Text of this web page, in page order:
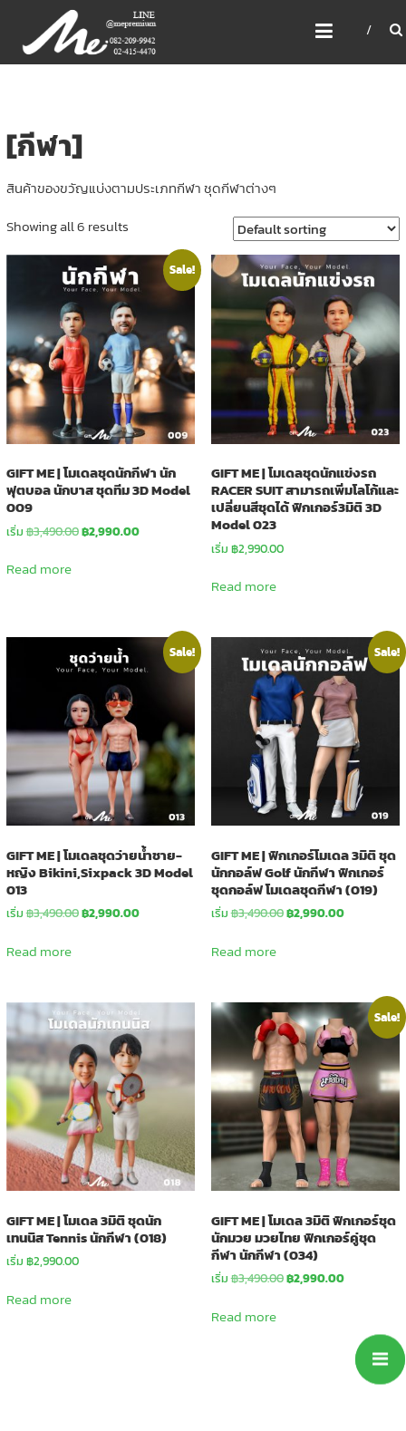
content
ME PREMIUM GIFT MODEL,
LASER, CRYSTAL, TROPHY,
3D PRINT, 3D SCAN
[กีฬา]
สินค้าของขวัญแบ่งตามประเภทกีฬา ชุดกีฬาต่างๆ
Showing all 6 results
Sale!
GIFT ME | โมเดลชุดนักกีฬา นัก
ฟุตบอล นักบาส ชุดทีม 3D Model
009
เริ่ม฿3,490.00Original
฿2,990.00Current
Read more
GIFT ME | โมเดลชุดนักแข่งรถ
RACER SUIT สามารถเพิ่มโลโก้และ
เปลี่ยนสีชุดได้ ฟิกเกอร์3มิติ 3D
Model 023
เริ่ม ฿2,990.00
Read more
Sale!
GIFT ME | โมเดลชุดว่ายน้ำชาย-
หญิง Bikini,Sixpack 3D Model
013
เริ่ม฿3,490.00Original
฿2,990.00Current
Read more
Sale!
GIFT ME | ฟิกเกอร์โมเดล 3มิติ ชุด
นักกอล์ฟ Golf นักกีฬา ฟิกเกอร์
ชุดกอล์ฟ โมเดลชุดกีฬา (019)
เริ่ม฿3,490.00Original
฿2,990.00Current
Read more
GIFT ME | โมเดล 3มิติ ชุดนัก
เทนนิส Tennis นักกีฬา (018)
เริ่ม ฿2,990.00
Read more
Sale!
GIFT ME | โมเดล 3มิติ ฟิกเกอร์ชุด
นักมวย มวยไทย ฟิกเกอร์คู่ชุด
กีฬา นักกีฬา (034)
เริ่ม฿3,490.00Original
฿2,990.00Current
Read more